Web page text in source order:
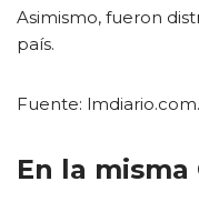
Asimismo, fueron
país.
Fuente:
En la